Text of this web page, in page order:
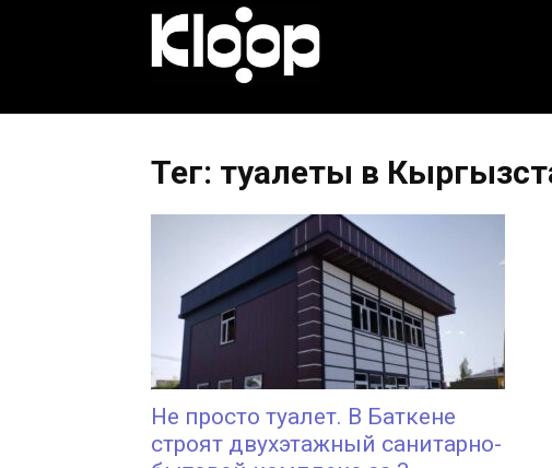
Новости
Кыргызстана
Тег: туалеты в
Не просто туалет. В Баткене
строят двухэтажный санитарно-